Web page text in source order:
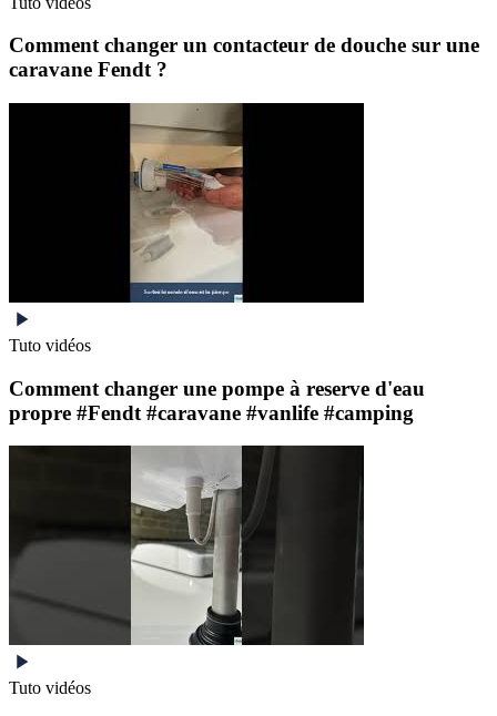
Comment changer un contacteur de douche sur une
caravane Fendt ?
Tuto vidéos
Comment changer une pompe à reserve d'eau
propre #Fendt #caravane #vanlife #camping
Tuto vidéos